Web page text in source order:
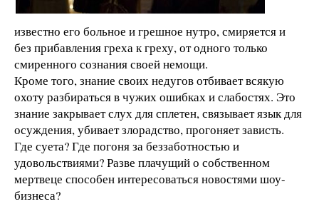
известно его больное и грешное нутро, смиряется и
без прибавления греха к греху, от одного только
смиренного сознания своей немощи.
Кроме того, знание своих недугов отбивает всякую
охоту разбираться в чужих ошибках и слабостях. Это
знание закрывает слух для сплетен, связывает язык для
осуждения, убивает злорадство, прогоняет зависть.
Где суета? Где погоня за беззаботностью и
удовольствиями? Разве плачущий о собственном
мертвеце способен интересоваться новостями шоу-
бизнеса?